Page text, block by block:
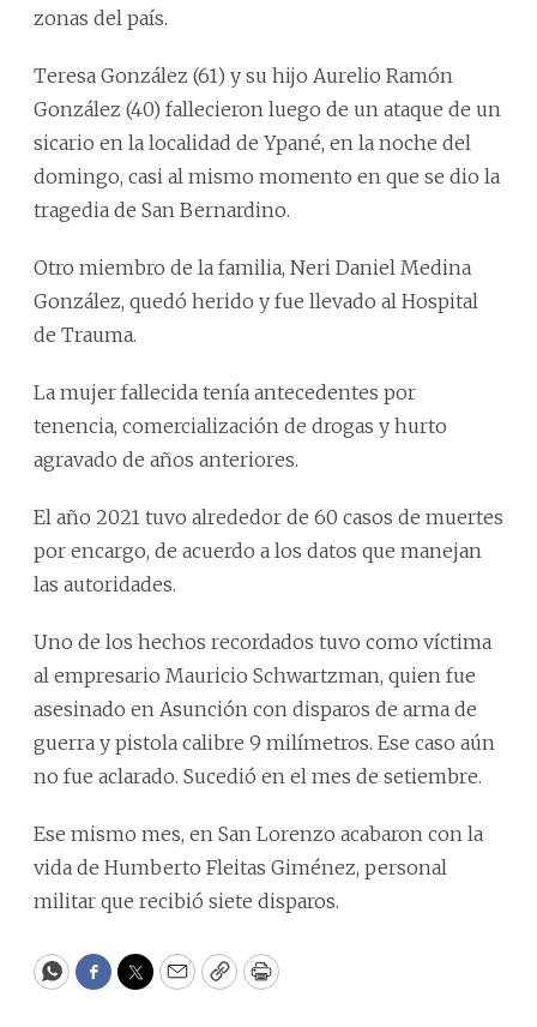
zonas del país.
Teresa González (61) y su hijo Aurelio Ramón
González (40) fallecieron luego de un ataque de un
sicario en la localidad de Ypané, en la noche del
domingo, casi al mismo momento en que se dio la
tragedia de San Bernardino.
Otro miembro de la familia, Neri Daniel Medina
González, quedó herido y fue llevado al Hospital
de Trauma.
La mujer fallecida tenía antecedentes por
tenencia, comercialización de drogas y hurto
agravado de años anteriores.
El año 2021 tuvo alrededor de 60 casos de muertes
por encargo, de acuerdo a los datos que manejan
las autoridades.
Uno de los hechos recordados tuvo como víctima
al empresario Mauricio Schwartzman, quien fue
asesinado en Asunción con disparos de arma de
guerra y pistola calibre 9 milímetros. Ese caso aún
no fue aclarado. Sucedió en el mes de setiembre.
Ese mismo mes, en San Lorenzo acabaron con la
vida de Humberto Fleitas Giménez, personal
militar que recibió siete disparos.
WhatsApp
Facebook
Twitter
EmailCopyPrint